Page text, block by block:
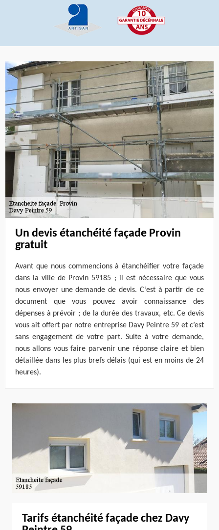
Un devis étanchéité façade Provin
gratuit
Avant que nous commencions à étanchéifier votre façade
dans la ville de Provin 59185 ; il est nécessaire que vous
nous envoyer une demande de devis. C’est à partir de ce
document que vous pouvez avoir connaissance des
dépenses à prévoir ; de la durée des travaux, etc. Ce devis
vous ait offert par notre entreprise Davy Peintre 59 et c’est
sans engagement de votre part. Suite à votre demande,
nous allons vous faire parvenir une réponse claire et bien
détaillée dans les plus brefs délais (qui est en moins de 24
heures).
Tarifs étanchéité façade chez Davy